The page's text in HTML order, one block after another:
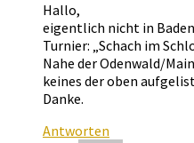
Hallo,
eigentlich nicht in
Turnier: „Schach im
Nahe der Odenwald/
keines der oben
Danke.
Antworten